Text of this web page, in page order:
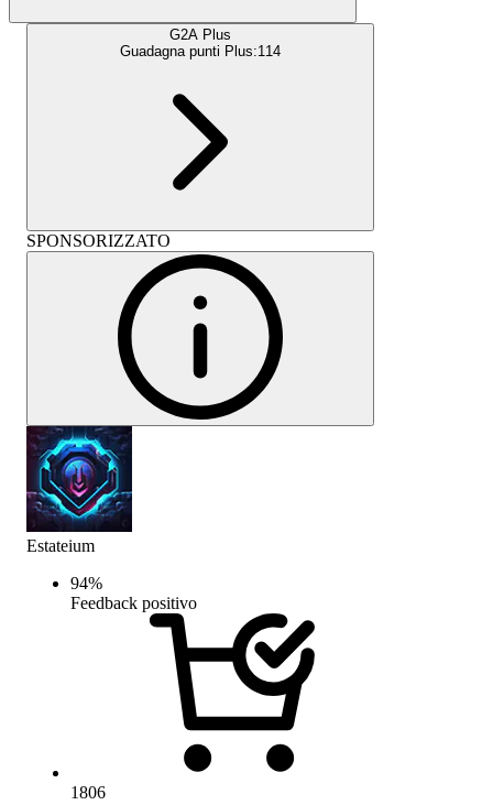
G2A Plus
Guadagna punti Plus:114
SPONSORIZZATO
Estateium
94%
Feedback positivo
1806